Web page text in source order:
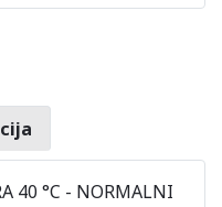
40 °C - NORMALNI